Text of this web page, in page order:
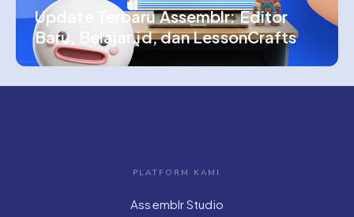
Update Terbaru Assemblr: Editor
Baru, Belajar.id, dan LessonCrafts
PLATFORM KAMI
Assemblr Studio